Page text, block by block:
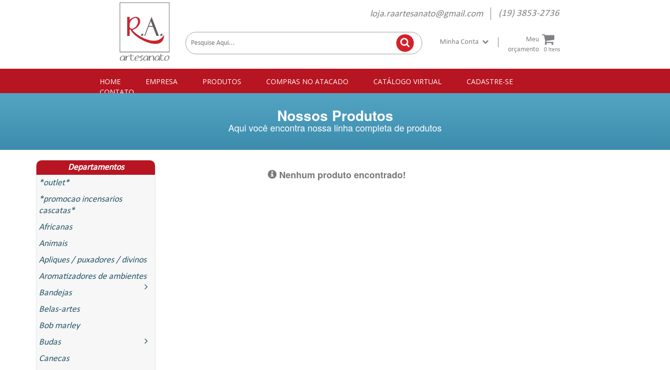
loja.raartesanato@gmail.com (19) 3853-2736
Meu
orçamento
0 Itens
Minha Conta
HOME EMPRESA PRODUTOS COMPRAS NO ATACADO CATÁLOGO VIRTUAL
CADASTRE-SE
CONTATO
Nossos Produtos
Aqui você encontra nossa linha completa de produtos
Departamentos
*outlet*
*promocao incensarios
cascatas*
Africanas
Animais
Apliques / puxadores / divinos
Aromatizadores de ambientes
Bandejas
Belas-artes
Bob marley
Budas
Canecas
Nenhum produto encontrado!